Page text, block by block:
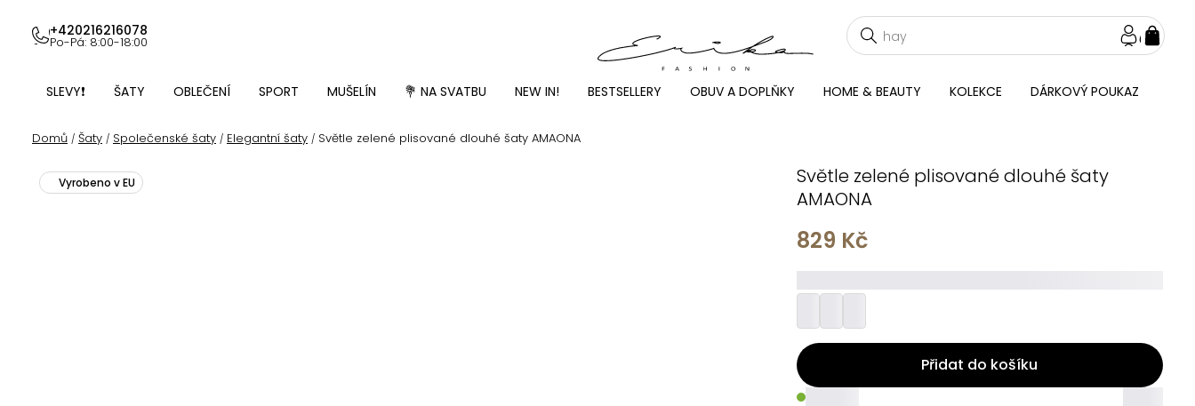
obsah
+420216216078
Po-Pá: 8:00-18:00
SLEVY❗ ŠATY OBLEČENÍ SPORT MUŠELÍN 💐 NA SVATBU NEW IN! BESTSELLERY OBUV A DOPLŇKY HOME & BEAUTY KOLEKCE DÁRKOVÝ POUKAZ
Domů / Šaty / Společenské šaty / Elegantní šaty / Světle zelené plisované dlouhé šaty AMAONA
Světle zelené plisované dlouhé šaty
AMAONA
Vyrobeno v EU
829 Kč
Přidat do košíku
_____